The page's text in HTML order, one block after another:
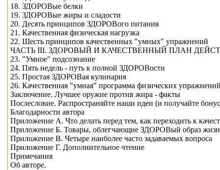
18. ЗДОРОВые белки
19. ЗДОРОВые жиры и сладости
20. Десять принципов ЗДОРОВого питания
21. Качественная физическая нагрузка
22. Шесть принципов качественных "умных" упражнений
ЧАСТЬ III. ЗДОРОВЫЙ И КАЧЕСТВЕННЫЙ ПЛАН
23. "Умное" подсознание
24. Пять недель - путь к полной ЗДОРОВости
25. Простая ЗДОРОВая кулинария
26. Качественная "умная" программа физических
Заключение. Лучшее оружие против жира - факты
Послесловие. Распространяйте наши идеи (и получайте
Благодарности автора
Приложение А. Что делать перед тем, как переходить к
Приложение Б. Товары, облегчающие ЗДОРОВый образ
Приложение В. Четыре наиболее часто задаваемых вопроса
Приложение Г. Дополнительное чтение
Примечания
Об авторе.